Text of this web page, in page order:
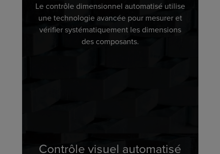
Le contrôle dimensionnel automatisé utilise
une technologie avancée pour mesurer et
vérifier systématiquement les dimensions
des composants.
Contrôle visuel automatisé